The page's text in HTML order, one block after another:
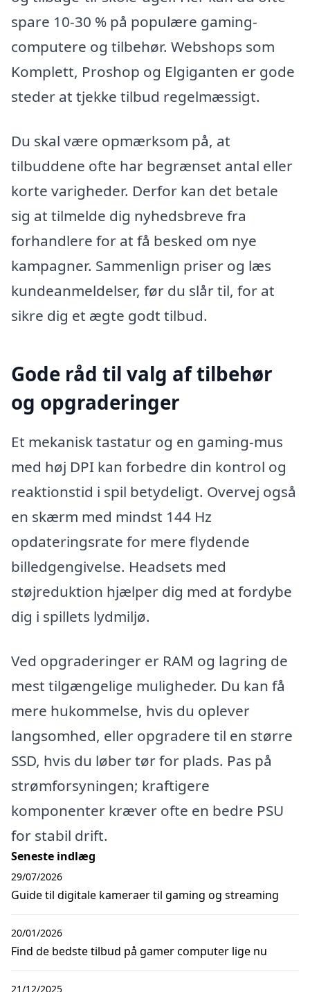
spare 10-30 % på populære gaming-
computere og tilbehør. Webshops som
Komplett, Proshop og Elgiganten er gode
steder at tjekke tilbud regelmæssigt.
Du skal være opmærksom på, at
tilbuddene ofte har begrænset antal eller
korte varigheder. Derfor kan det betale
sig at tilmelde dig nyhedsbreve fra
forhandlere for at få besked om nye
kampagner. Sammenlign priser og læs
kundeanmeldelser, før du slår til, for at
sikre dig et ægte godt tilbud.
Gode råd til valg af tilbehør
og opgraderinger
Et mekanisk tastatur og en gaming-mus
med høj DPI kan forbedre din kontrol og
reaktionstid i spil betydeligt. Overvej også
en skærm med mindst 144 Hz
opdateringsrate for mere flydende
billedgengivelse. Headsets med
støjreduktion hjælper dig med at fordybe
dig i spillets lydmiljø.
Ved opgraderinger er RAM og lagring de
mest tilgængelige muligheder. Du kan få
mere hukommelse, hvis du oplever
langsomhed, eller opgradere til en større
SSD, hvis du løber tør for plads. Pas på
strømforsyningen; kraftigere
komponenter kræver ofte en bedre PSU
for stabil drift.
Seneste indlæg
Guide til digitale kameraer til gaming og streaming
29/07/2026
Find de bedste tilbud på gamer computer lige nu
20/01/2026
21/12/2025